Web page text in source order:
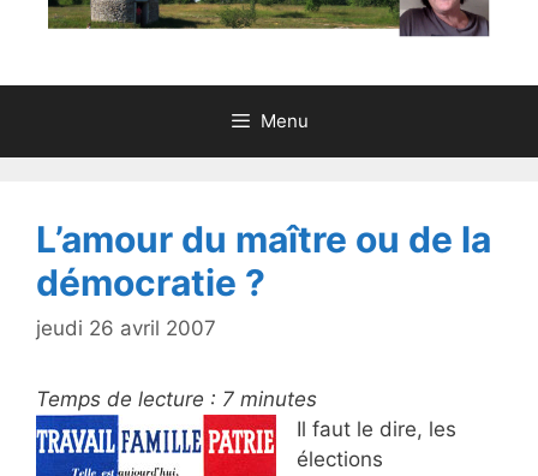
Menu
L’amour du maître ou de la
démocratie ?
jeudi 26 avril 2007
Temps de lecture : 7 minutes
Il faut le dire, les
élections